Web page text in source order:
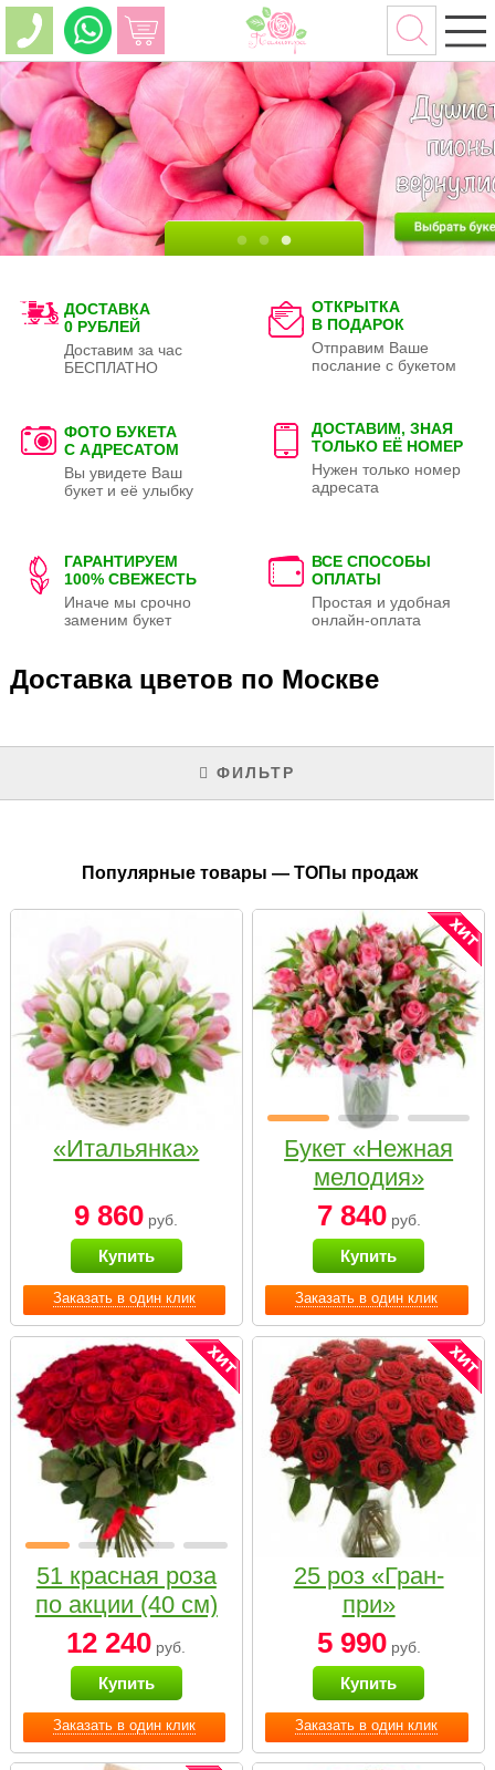
ДОСТАВКА
0 РУБЛЕЙ
Доставим за час
БЕСПЛАТНО
ОТКРЫТКА
В ПОДАРОК
Отправим Ваше
послание с букетом
ФОТО БУКЕТА
С АДРЕСАТОМ
Вы увидете Ваш
букет и её улыбку
ДОСТАВИМ, ЗНАЯ
ТОЛЬКО ЕЁ НОМЕР
Нужен только номер
адресата
ГАРАНТИРУЕМ
100% СВЕЖЕСТЬ
Иначе мы срочно
заменим букет
ВСЕ СПОСОБЫ
ОПЛАТЫ
Простая и удобная
онлайн-оплата
Доставка цветов по Москве
ФИЛЬТР
Популярные товары — ТОПы продаж
Заказать в один клик
«Итальянка»
9 860 руб.
Купить
Заказать в один клик
Букет «Нежная
мелодия»
7 840руб.
Купить
Заказать в один клик
51 красная роза
по акции (40 см)
12 240 руб.
Купить
Заказать в один клик
25 роз «Гран-
при»
5 990руб.
Купить